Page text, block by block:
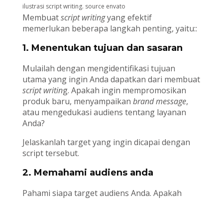
ilustrasi script writing. source envato
Membuatscript writingyang efektif
memerlukan beberapa langkah penting, yaitu::
1. Menentukan tujuan dan sasaran
Mulailah dengan mengidentifikasi tujuan
utama yang ingin Anda dapatkan dari membuat
script writing. Apakah ingin mempromosikan
produk baru, menyampaikan brand message,
atau mengedukasi audiens tentang layanan
Anda?
Jelaskanlah target yang ingin dicapai dengan
script tersebut.
2. Memahami audiens anda
Pahami siapa target audiens Anda. Apakah